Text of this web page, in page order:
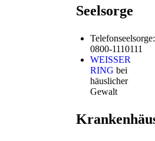
Seelsorge
Telefonseelsorge:
0800-1110111
WEISSER
RING bei
häuslicher
Gewalt